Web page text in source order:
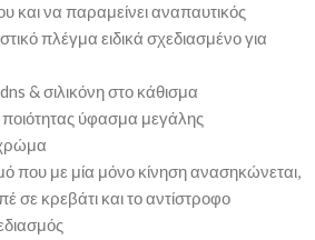
και να παραμείνει αναπαυτικός
πλέγμα ειδικά σχεδιασμένο για
& σιλικόνη στο κάθισμα
ποιότητας ύφασμα μεγάλης
που με μία μόνο κίνηση ανασηκώνεται,
σε κρεβάτι και το αντίστροφο